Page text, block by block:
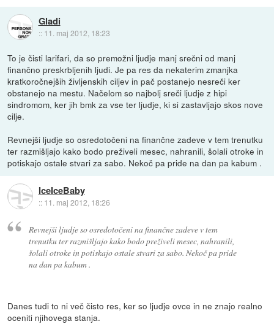
Gladi
:: 11. maj 2012, 18:23
To je čisti larifari, da so premožni ljudje manj srečni od manj
finančno preskrbljenih ljudi. Je pa res da nekaterim zmanjka
kratkoročnejših življenskih ciljev in pač postanejo nesreči ker
obstanejo na mestu. Načelom so najbolj sreči ljudje z hipi
sindromom, ker jih bmk za vse ter ljudje, ki si zastavljajo skos nove
cilje.
Revnejši ljudje so osredotočeni na finančne zadeve v tem trenutku
ter razmišljajo kako bodo preživeli mesec, nahranili, šolali otroke in
potiskajo ostale stvari za sabo. Nekoč pa pride na dan pa kabum .
IceIceBaby
:: 11. maj 2012, 18:26
Revnejši ljudje so osredotočeni na finančne zadeve v tem
trenutku ter razmišljajo kako bodo preživeli mesec, nahranili,
šolali otroke in potiskajo ostale stvari za sabo. Nekoč pa pride
na dan pa kabum .
Danes tudi to ni več čisto res, ker so ljudje ovce in ne znajo realno
oceniti njihovega stanja.